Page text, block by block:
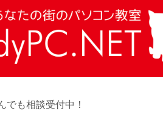
でも相談受付中！